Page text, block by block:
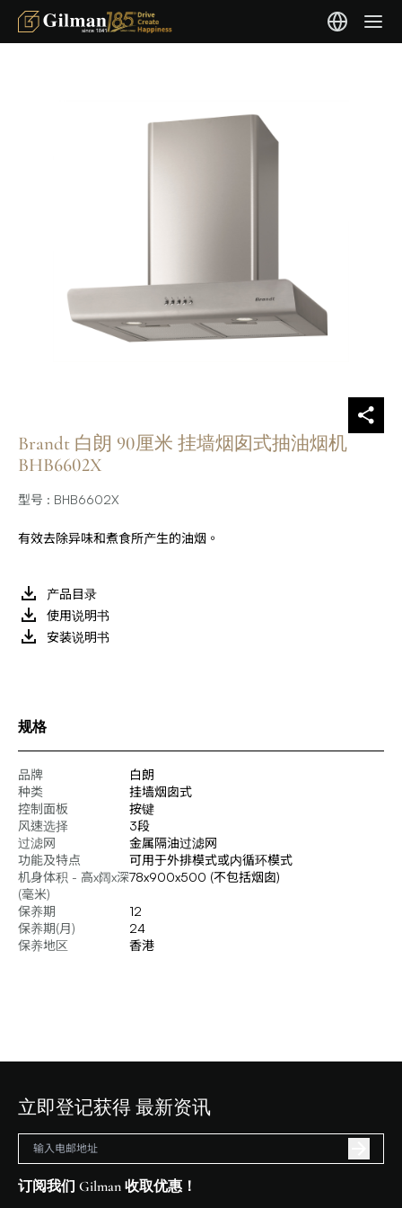
Brandt 白朗 90厘米 挂墙烟囱式抽油烟机
BHB6602X
型号 : BHB6602X
有效去除异味和煮食所产生的油烟。
产品目录
使用说明书
安装说明书
规格
品牌
白朗
种类
挂墙烟囱式
控制面板
按键
风速选择
3段
过滤网
金属隔油过滤网
功能及特点
可用于外排模式或内循环模式
机身体积 - 高x阔x深
(毫米)
78x900x500 (不包括烟囱)
保养期
12
保养期(月)
24
保养地区
香港
立即登记获得 最新资讯
订阅我们 Gilman 收取优惠！